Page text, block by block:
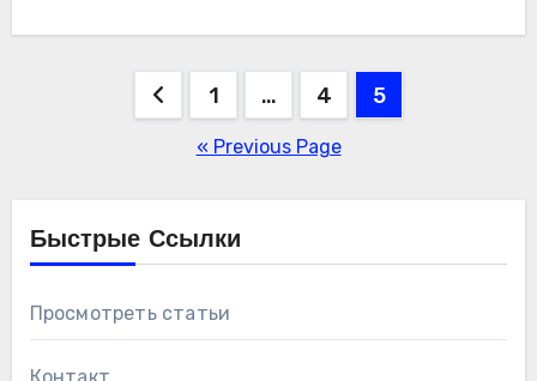
pagination
1 … 4 5
« Previous Page
Быстрые Ссылки
Просмотреть статьи